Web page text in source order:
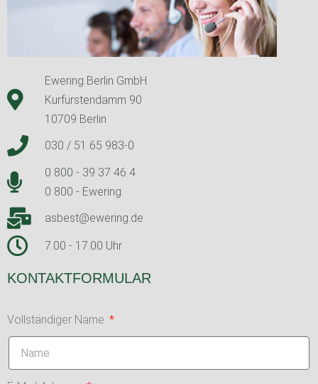
Ewering Berlin GmbH
Kurfürstendamm 90
10709 Berlin
030 / 51 65 983-0
0 800 - 39 37 46 4
0 800 - Ewering
asbest@ewering.de
7.00 - 17.00 Uhr
KONTAKTFORMULAR
Vollständiger Name